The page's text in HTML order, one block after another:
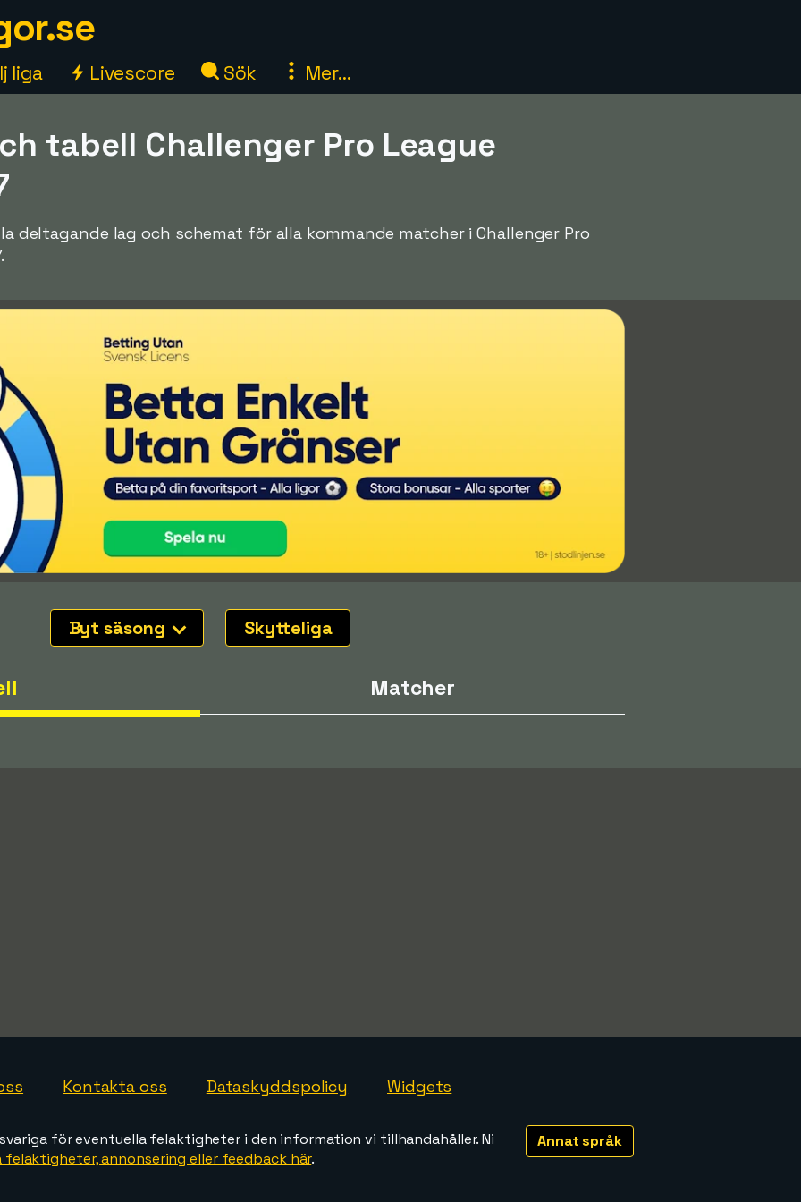
liga Livescore Sök Mer...
tabell Challenger Pro League
deltagande lag och schemat för alla kommande matcher i Challenger Pro
Byt säsong Skytteliga
Matcher
Kontakta oss Dataskyddspolicy Widgets
Annat språk
för eventuella felaktigheter i den information vi tillhandahåller. Ni
felaktigheter, annonsering eller feedback här.